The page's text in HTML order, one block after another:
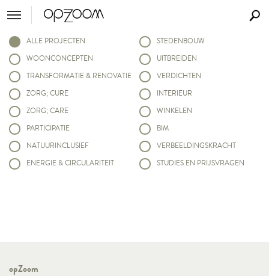
ALLE PROJECTEN
WOONCONCEPTEN
TRANSFORMATIE & RENOVATIE
ZORG; CURE
ZORG; CARE
PARTICIPATIE
NATUURINCLUSIEF
ENERGIE & CIRCULARITEIT
STEDENBOUW
UITBREIDEN
VERDICHTEN
INTERIEUR
WINKELEN
BIM
VERBEELDINGSKRACHT
STUDIES EN PRIJSVRAGEN
opZoom